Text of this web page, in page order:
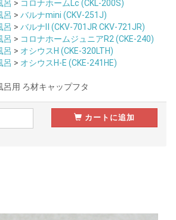
呂 > コロナホームLc (CKL-200S)
呂 > バルナmini (CKV-251J)
呂 > バルナⅡ (CKV-701JR CKV-721JR)
呂 > コロナホームジュニアR2 (CKE-240)
呂 > オシウスH (CKE-320LTH)
呂 > オシウスH-E (CKE-241HE)
呂用 ろ材キャップフタ
カートに追加